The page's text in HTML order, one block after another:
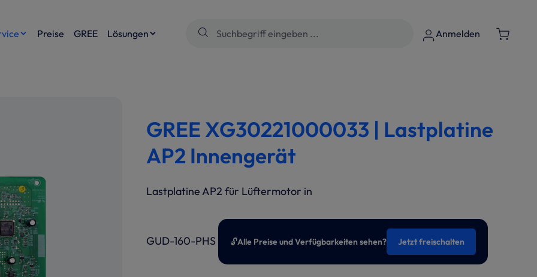
Preise GREE Lösungen Anmelden
GREE XG30221000033 | Lastplatine
AP2 Innengerät
Lastplatine AP2 für Lüftermotor in
GUD-160-PHS 🔓Alle Preise und Verfügbarkeiten sehen? Jetzt freischalten